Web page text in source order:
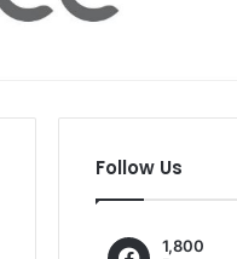
Follow Us
1,800